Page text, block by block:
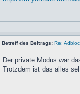
Betreff des Beitrags: Re:
Der private Modus war
Trotzdem ist das alles